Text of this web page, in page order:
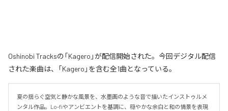
Oshinobi Tracksの「Kagero」が配信開始された。今回デジタル配信
された楽曲は、「Kagero」を含む全1曲となっている。
夏の揺らぐ空気と静かな風景を、水墨画のような音で描いたインストゥルメ
ンタル作品。Lo-fiやアンビエントを基調に、穏やかな余白と和の情景を表現